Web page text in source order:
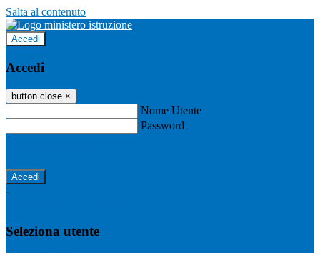
Salta al contenuto
Accedi
Accedi
button close ×
Nome Utente
Password
-
Seleziona utente